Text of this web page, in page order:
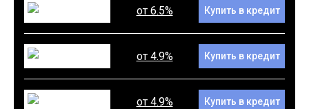
от 6.5% Купить в кредит
от 4.9% Купить в кредит
от 4.9% Купить в кредит